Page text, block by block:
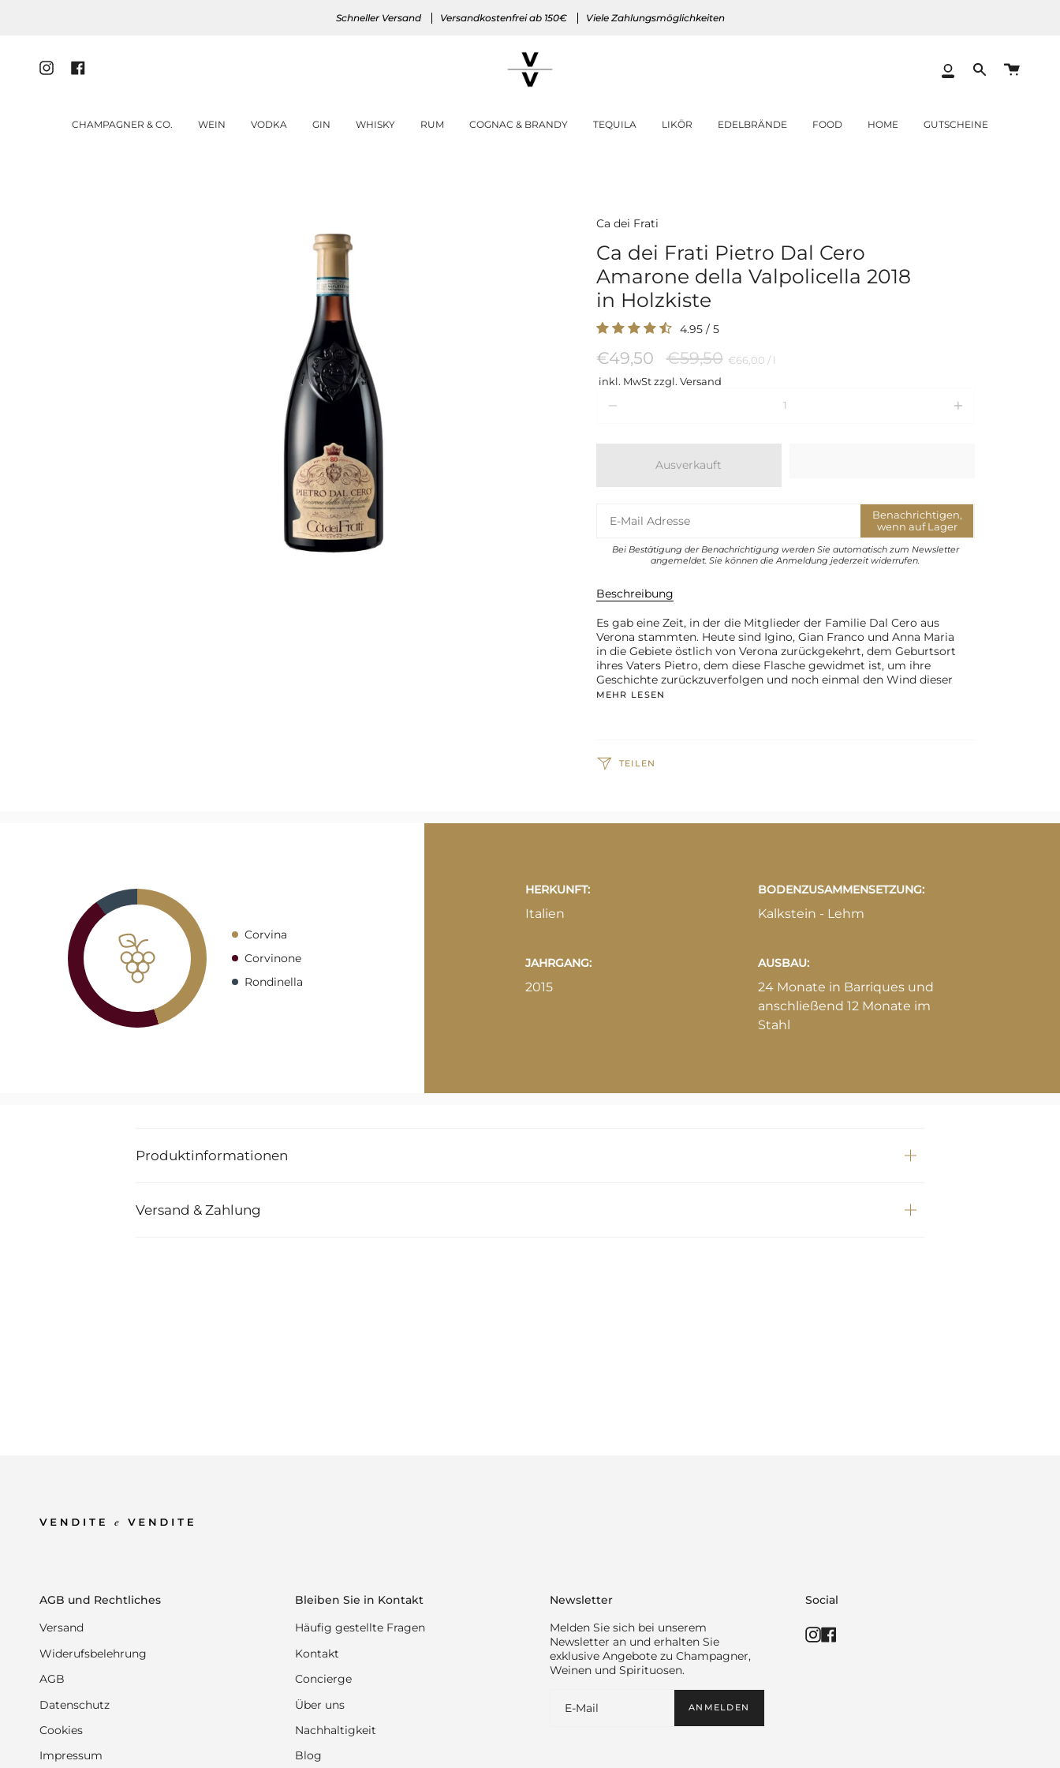
Schneller Versand Versandkostenfrei ab 150€ Viele Zahlungsmöglichkeiten
InstagramFacebook
Mein
Translation
CHAMPAGNER & CO. WEIN VODKA GIN WHISKY RUM COGNAC & BRANDY TEQUILA LIKÖR EDELBRÄNDE FOOD HOME GUTSCHEINE
Ca dei Frati
Ca dei Frati Pietro Dal Cero
Amarone della Valpolicella 2018
in Holzkiste
4.95/ 5
€49,50
Regulärer
Preis
€59,50 Preis
€66,00 /per
l
inkl. MwSt zzgl. Versand
Ausverkauft
Benachrichtigen,
wenn auf Lager
Bei Bestätigung der Benachrichtigung werden Sie automatisch zum Newsletter
angemeldet. Sie können die Anmeldung jederzeit widerrufen.
Beschreibung
Es gab eine Zeit, in der die Mitglieder der Familie Dal Cero aus
Verona stammten. Heute sind Igino, Gian Franco und Anna Maria
in die Gebiete östlich von Verona zurückgekehrt, dem Geburtsort
ihres Vaters Pietro, dem diese Flasche gewidmet ist, um ihre
Geschichte zurückzuverfolgen und noch einmal den Wind dieser
MEHR LESEN
TEILEN
Corvina
Corvinone
Rondinella
HERKUNFT:
Italien
BODENZUSAMMENSETZUNG:
Kalkstein - Lehm
JAHRGANG:
2015
AUSBAU:
24 Monate in Barriques und
anschließend 12 Monate im
Stahl
Produktinformationen
Versand & Zahlung
AGB und Rechtliches
Versand
Widerufsbelehrung
AGB
Datenschutz
Cookies
Impressum
Bleiben Sie in Kontakt
Häufig gestellte Fragen
Kontakt
Concierge
Über uns
Nachhaltigkeit
Blog
Newsletter
Melden Sie sich bei unserem
Newsletter an und erhalten Sie
exklusive Angebote zu Champagner,
Weinen und Spirituosen.
ANMELDEN
Social
Instagram